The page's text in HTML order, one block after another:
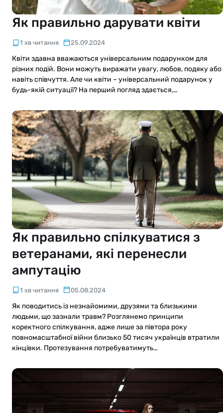
Як правильно дарувати квіти
1 хв читання 25.09.2024
Квіти здавна вважаються універсальним подарунком для
різних подій. Вони можуть виражати увагу, любов, подяку або
навіть співчуття. Але чи квіти – універсальний подарунок у
будь-якій ситуації? На перший погляд здається,…
Як правильно спілкуватися з
ветеранами, які перенесли
ампутацію
1 хв читання 05.08.2024
Як поводитись із незнайомими, друзями та близькими
людьми, що зазнали травм? Розглянемо принципи
коректного спілкування, адже лише за півтора року
повномасштабної війни близько 50 тисяч українців втратили
кінцівки. Протезування потребуватимуть…